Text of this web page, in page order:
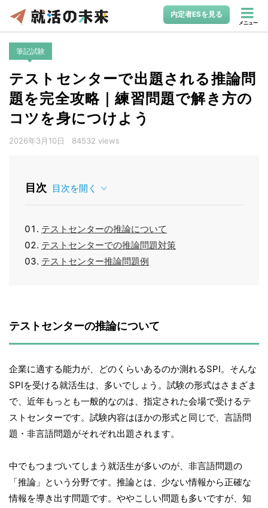
内定者ESを見る
メニュー
筆記試験
テストセンターで出題される推論問
題を完全攻略｜練習問題で解き方の
コツを身につけよう
2026年3月10日 84532 views
目次 目次を開く
テストセンターの推論について
テストセンターでの推論問題対策
テストセンター推論問題例
テストセンターの推論について
企業に適する能力が、どのくらいあるのか測れるSPI。そんな
SPIを受ける就活生は、多いでしょう。試験の形式はさまざま
で、近年もっとも一般的なのは、指定された会場で受けるテ
ストセンターです。試験内容はほかの形式と同じで、言語問
題・非言語問題がそれぞれ出題されます。
中でもつまづいてしまう就活生が多いのが、非言語問題の
「推論」という分野です。推論とは、少ない情報から正確な
情報を導き出す問題です。ややこしい問題も多いですが、知